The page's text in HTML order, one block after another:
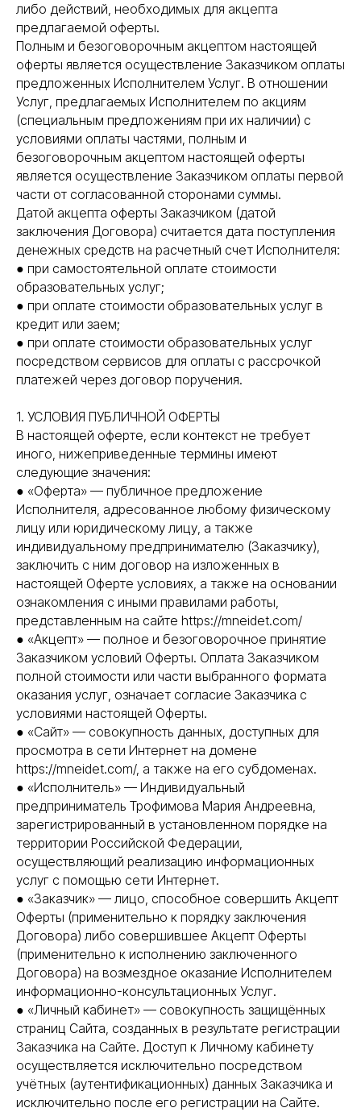
либо действий, необходимых для акцепта
предлагаемой оферты.
Полным и безоговорочным акцептом настоящей
оферты является осуществление Заказчиком оплаты
предложенных Исполнителем Услуг. В отношении
Услуг, предлагаемых Исполнителем по акциям
(специальным предложениям при их наличии) с
условиями оплаты частями, полным и
безоговорочным акцептом настоящей оферты
является осуществление Заказчиком оплаты первой
части от согласованной сторонами суммы.
Датой акцепта оферты Заказчиком (датой
заключения Договора) считается дата поступления
денежных средств на расчетный счет Исполнителя:
● при самостоятельной оплате стоимости
образовательных услуг;
● при оплате стоимости образовательных услуг в
кредит или заем;
● при оплате стоимости образовательных услуг
посредством сервисов для оплаты с рассрочкой
платежей через договор поручения.
1. УСЛОВИЯ ПУБЛИЧНОЙ ОФЕРТЫ
В настоящей оферте, если контекст не требует
иного, нижеприведенные термины имеют
следующие значения:
● «Оферта» — публичное предложение
Исполнителя, адресованное любому физическому
лицу или юридическому лицу, а также
индивидуальному предпринимателю (Заказчику),
заключить с ним договор на изложенных в
настоящей Оферте условиях, а также на основании
ознакомления с иными правилами работы,
представленным на сайте https://mneidet.com/
● «Акцепт» — полное и безоговорочное принятие
Заказчиком условий Оферты. Оплата Заказчиком
полной стоимости или части выбранного формата
оказания услуг, означает согласие Заказчика с
условиями настоящей Оферты.
● «Сайт» — совокупность данных, доступных для
просмотра в сети Интернет на домене
https://mneidet.com/, а также на его субдоменах.
● «Исполнитель» — Индивидуальный
предприниматель Трофимова Мария Андреевна,
зарегистрированный в установленном порядке на
территории Российской Федерации,
осуществляющий реализацию информационных
услуг с помощью сети Интернет.
● «Заказчик» — лицо, способное совершить Акцепт
Оферты (применительно к порядку заключения
Договора) либо совершившее Акцепт Оферты
(применительно к исполнению заключенного
Договора) на возмездное оказание Исполнителем
информационно-консультационных Услуг.
● «Личный кабинет» — совокупность защищённых
страниц Сайта, созданных в результате регистрации
Заказчика на Сайте. Доступ к Личному кабинету
осуществляется исключительно посредством
учётных (аутентификационных) данных Заказчика и
исключительно после его регистрации на Сайте.